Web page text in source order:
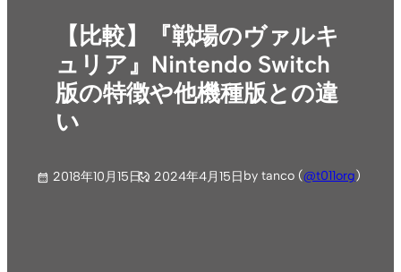
【比較】『戦場のヴァルキ
ュリア』Nintendo Switch
版の特徴や他機種版との違
い
2018年10月15日 2024年4月15日by tanco (@t011org)